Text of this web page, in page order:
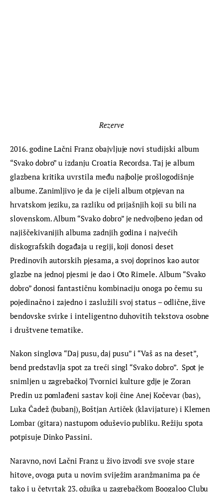
Rezerve
2016. godine Lačni Franz obajvljuje novi studijski album
“Svako dobro” u izdanju Croatia Recordsa. Taj je album
glazbena kritika uvrstila među najbolje prošlogodišnje
albume. Zanimljivo je da je cijeli album otpjevan na
hrvatskom jeziku, za razliku od prijašnjih koji su bili na
slovenskom. Album “Svako dobro” je nedvojbeno jedan od
najiščekivanijih albuma zadnjih godina i najvećih
diskografskih događaja u regiji, koji donosi deset
Predinovih autorskih pjesama, a svoj doprinos kao autor
glazbe na jednoj pjesmi je dao i Oto Rimele. Album “Svako
dobro” donosi fantastičnu kombinaciju onoga po čemu su
pojedinačno i zajedno i zaslužili svoj status – odlične, žive
bendovske svirke i inteligentno duhovitih tekstova osobne
i društvene tematike.
Nakon singlova “Daj pusu, daj pusu” i “Vaš as na deset”,
bend predstavlja spot za treći singl “Svako dobro”.  Spot je
snimljen u zagrebačkoj Tvornici kulture gdje je Zoran
Predin uz pomlađeni sastav koji čine Anej Kočevar (bas),
Luka Čadež (bubanj), Boštjan Artiček (klavijature) i Klemen
Lombar (gitara) nastupom oduševio publiku. Režiju spota
potpisuje Dinko Passini.
Naravno, novi Lačni Franz u živo izvodi sve svoje stare
hitove, ovoga puta u novim sviježim aranžmanima pa će
tako i u četvrtak 23. ožujka u zagrebačkom Boogaloo Clubu